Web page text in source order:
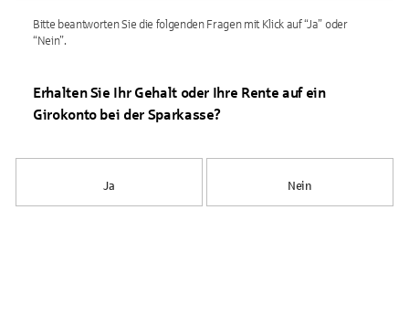
Bitte beantworten Sie die folgenden Fragen mit Klick auf “Ja” oder
“Nein”.
Erhalten Sie Ihr Gehalt oder Ihre Rente auf ein
Girokonto bei der Sparkasse?
Ja Nein